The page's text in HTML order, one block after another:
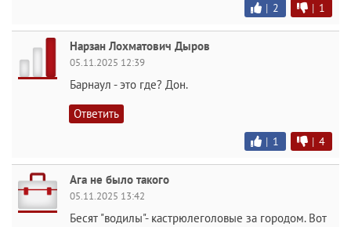
| 2 | 1
Нарзан Лохматович Дыров
05.11.2025 12:39
Барнаул - это где? Дон.
Ответить
| 1 | 4
Ага не было такого
05.11.2025 13:42
Бесят "водилы"- кастрюлеголовые за городом. Вот